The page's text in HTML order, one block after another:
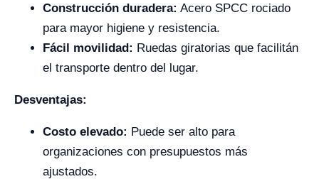
Construcción duradera: Acero SPCC rociado
para mayor higiene y resistencia.
Fácil movilidad: Ruedas giratorias que facilitán
el transporte dentro del lugar.
Desventajas:
Costo elevado: Puede ser alto para
organizaciones con presupuestos más
ajustados.